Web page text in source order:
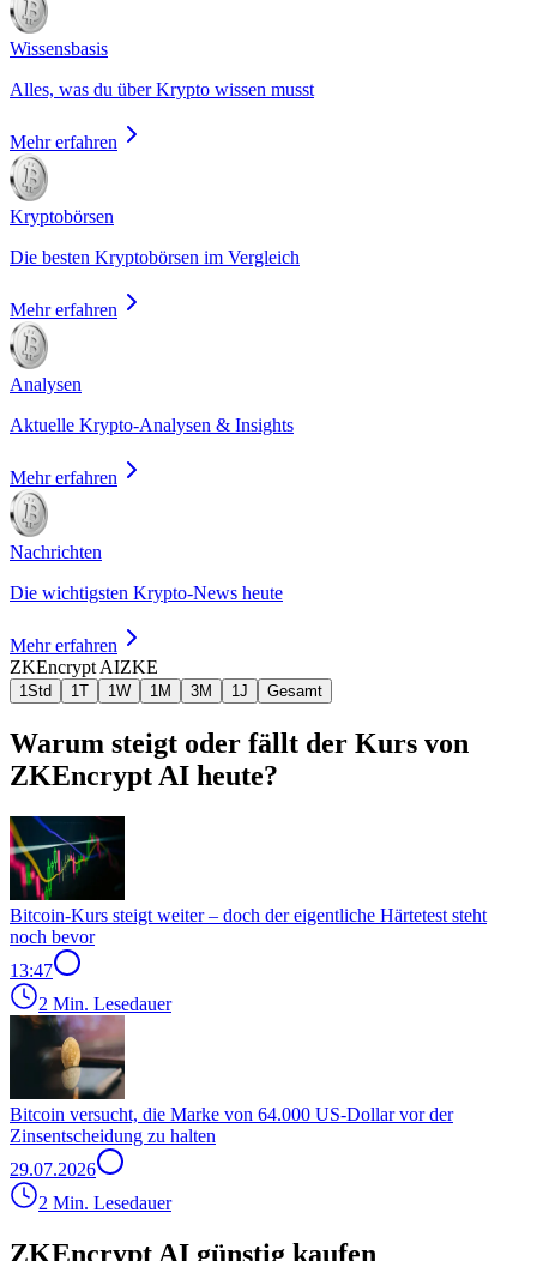
Wissensbasis
Alles, was du über Krypto wissen musst
Mehr erfahren
Kryptobörsen
Die besten Kryptobörsen im Vergleich
Mehr erfahren
Analysen
Aktuelle Krypto-Analysen & Insights
Mehr erfahren
Nachrichten
Die wichtigsten Krypto-News heute
Mehr erfahren
ZKEncrypt AIZKE
1Std 1T 1W 1M 3M 1J Gesamt
Warum steigt oder fällt der Kurs von
ZKEncrypt AI heute?
Bitcoin-Kurs steigt weiter – doch der eigentliche Härtetest steht
noch bevor
13:47
2 Min. Lesedauer
Bitcoin versucht, die Marke von 64.000 US-Dollar vor der
Zinsentscheidung zu halten
29.07.2026
2 Min. Lesedauer
ZKEncrypt AI günstig kaufen